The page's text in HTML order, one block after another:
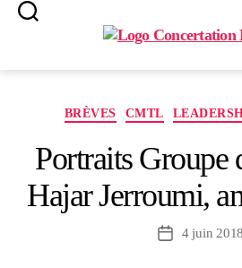
BRÈVES CMTL
Portraits Groupe
Hajar Jerroumi,
Date4 juin 2018